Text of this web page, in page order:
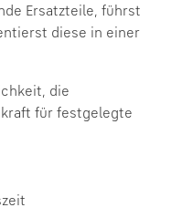
Ersatzteile, führst
diese in einer
die
für festgelegte